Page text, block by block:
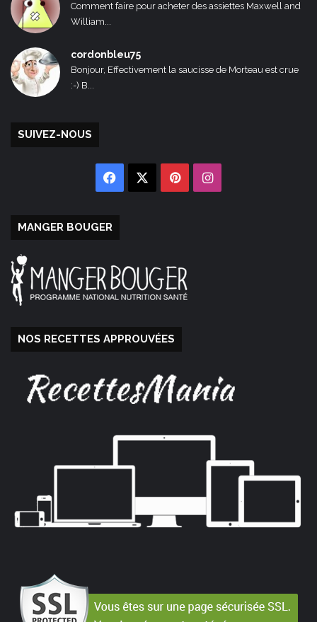
Comment faire pour acheter des assiettes Maxwell and
William...
cordonbleu75
Bonjour, Effectivement la saucisse de Morteau est crue
:-) B...
SUIVEZ-NOUS
Facebook PinterestInstagram
MANGER BOUGER
NOS RECETTES APPROUVÉES